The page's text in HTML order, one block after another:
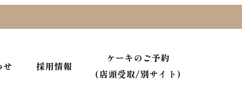
せ 採用情報
ケーキのご予約
(店頭受取/別サイト)